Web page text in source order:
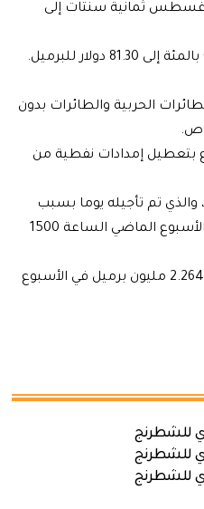
أغسطس ثمانية سنتات إلى
الحربية والطائرات بدون
بتعطيل إمدادات نفطية من
تم تأجيله يوما بسبب
العطلة. ومن المقرر أن تنشر إدارة معلومات الطاقة بيانات مخزونات النفط عن الأسبوع الماضي الساعة 1500
وكانت بيانات معهد البترول الأميركي قد أظهرت ارتفاع مخزونات الخام الأميركية 2.264 مليون برميل في الأسبوع
للشطرنج
للشطرنج
للشطرنج